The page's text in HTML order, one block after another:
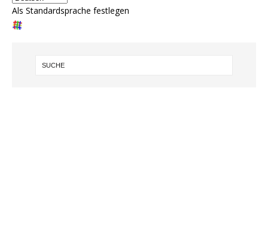
Als Standardsprache festlegen